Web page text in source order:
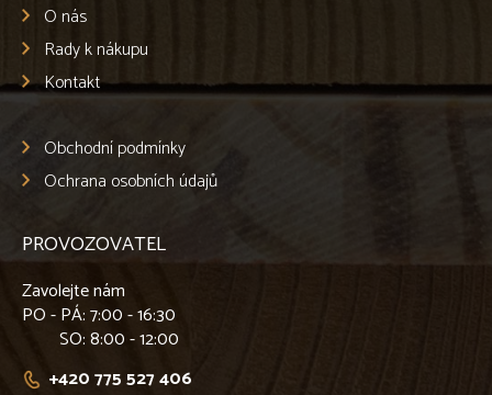
O nás
Rady k nákupu
Kontakt
Obchodní podmínky
Ochrana osobních údajů
PROVOZOVATEL
Zavolejte nám
PO - PÁ: 7:00 - 16:30
SO: 8:00 - 12:00
+420 775 527 406